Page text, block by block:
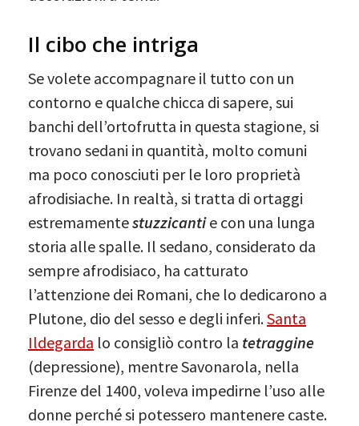
Il cibo che intriga
Se volete accompagnare il tutto con un
contorno e qualche chicca di sapere, sui
banchi dell’ortofrutta in questa stagione, si
trovano sedani in quantità, molto comuni
ma poco conosciuti per le loro proprietà
afrodisiache. In realtà, si tratta di ortaggi
estremamentestuzzicantie con una lunga
storia alle spalle. Il sedano, considerato da
sempre afrodisiaco, ha catturato
l’attenzione dei Romani, che lo dedicarono a
Plutone, dio del sesso e degli inferi.Santa
Ildegarda lo consigliò contro la tetraggine
(depressione), mentre Savonarola, nella
Firenze del 1400, voleva impedirne l’uso alle
donne perché si potessero mantenere caste.